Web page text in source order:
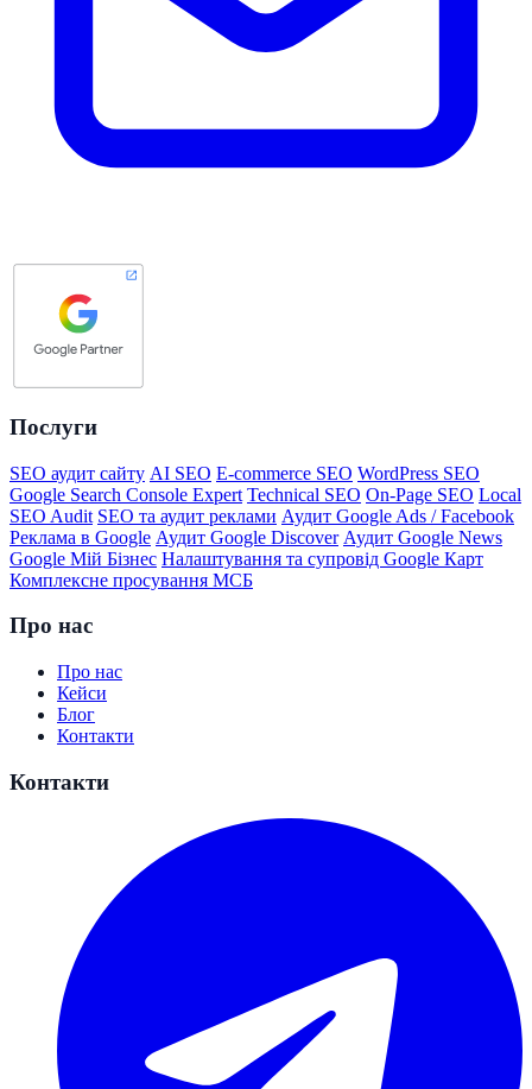
Послуги
SEO аудит сайту AI SEO E-commerce SEO WordPress SEO
Google Search Console Expert Technical SEO On-Page SEO Local
SEO Audit SEO та аудит реклами Аудит Google Ads / Facebook
Реклама в Google Аудит Google Discover Аудит Google News
Google Мій Бізнес Налаштування та супровід Google Карт
Комплексне просування МСБ
Про нас
Про нас
Кейси
Блог
Контакти
Контакти